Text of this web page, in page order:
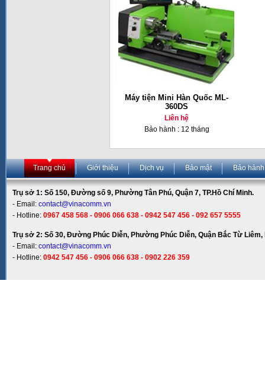
Máy tiện Mini Hàn Quốc ML-
360DS
Liên hệ
Bảo hành : 12 tháng
Trang chủ Giới thiệu Dịch vụ Bảo mật Bảo hành
Trụ sở 1: Số 150, Đường số 9, Phường Tân Phú, Quận 7, TP.Hồ Chí Minh.
- Email: contact@vinacomm.vn
- Hotline: 0967 458 568 - 0906 066 638 - 0942 547 456 - 092 657 5555
Trụ sở 2: Số 30, Đường Phúc Diễn, Phường Phúc Diễn, Quận Bắc Từ Liêm,
- Email: contact@vinacomm.vn
- Hotline: 0942 547 456 - 0906 066 638 - 0902 226 359